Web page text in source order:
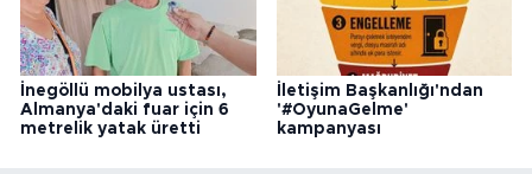
İnegöllü mobilya ustası,
Almanya'daki fuar için 6
metrelik yatak üretti
İletişim Başkanlığı'ndan
'#OyunaGelme'
kampanyası